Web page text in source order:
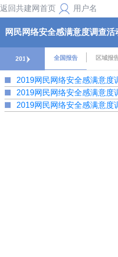
返回共建网首页 用户名
网民网络安全感满意度调查
2019 全国报告 区域报
2019网民网络安全感满意度
2019网民网络安全感满意度
2019网民网络安全感满意度